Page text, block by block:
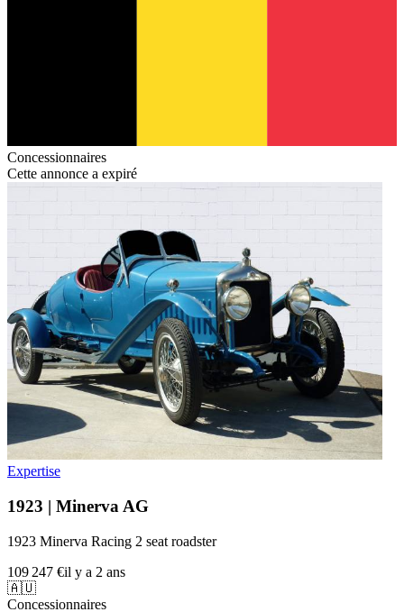
Concessionnaires
Cette annonce a expiré
Expertise
1923 | Minerva AG
1923 Minerva Racing 2 seat roadster
109 247 €il y a 2 ans
🇦🇺
Concessionnaires